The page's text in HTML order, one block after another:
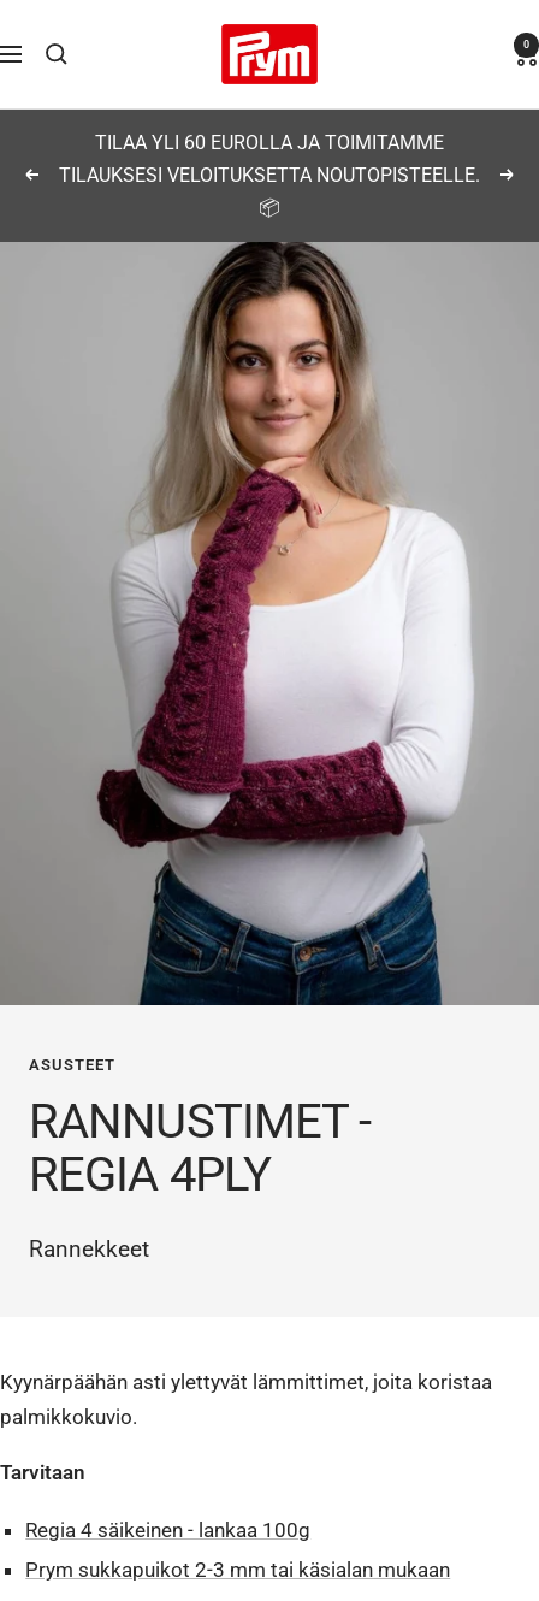
sisältöön
Navigaatio
Prym 0
Edellinen
TILAA YLI 60 EUROLLA JA TOIMITAMME
TILAUKSESI VELOITUKSETTA NOUTOPISTEELLE.
📦
ASUSTEET
RANNUSTIMET -
REGIA 4PLY
Rannekkeet
Kyynärpäähän asti ylettyvät lämmittimet, joita koristaa
palmikkokuvio.
Tarvitaan
Regia 4 säikeinen - lankaa 100g
Prym sukkapuikot 2-3 mm tai käsialan mukaan